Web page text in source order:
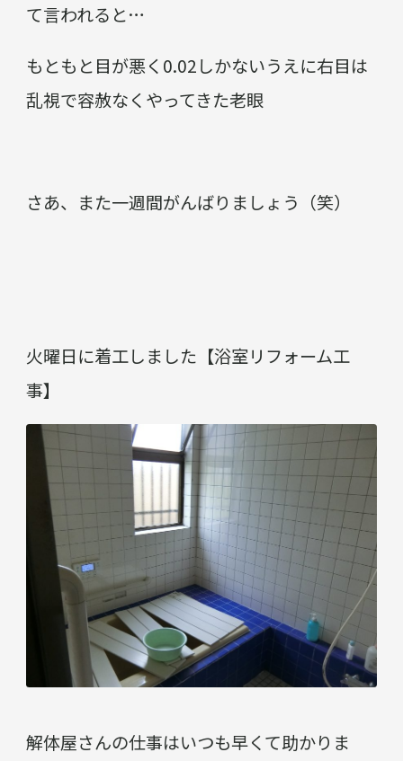
て言われると…
もともと目が悪く0.02しかないうえに右目は
乱視で容赦なくやってきた老眼
さあ、また一週間がんばりましょう（笑）
火曜日に着工しました【浴室リフォーム工
事】
解体屋さんの仕事はいつも早くて助かりま